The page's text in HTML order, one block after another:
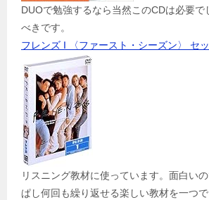
DUOで勉強するなら当然このCDは必要で
べきです。
フレンズ I 〈ファースト・シーズン〉 セ
リスニング教材に使っています。面白い
ぱし何回も繰り返せる楽しい教材を一つ